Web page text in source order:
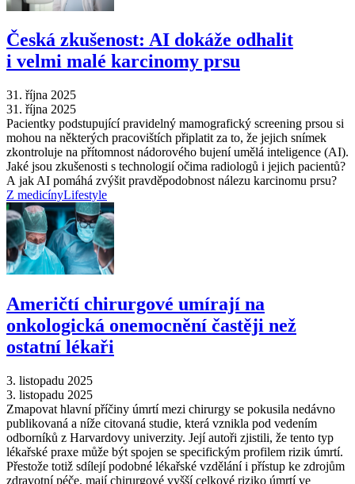
Česká zkušenost: AI dokáže odhalit
i velmi malé karcinomy prsu
31. října 2025
31. října 2025
Pacientky podstupující pravidelný mamografický screening prsou si
mohou na některých pracovištích připlatit za to, že jejich snímek
zkontroluje na přítomnost nádorového bujení umělá inteligence (AI).
Jaké jsou zkušenosti s technologií očima radiologů i jejich pacientů?
A jak AI pomáhá zvýšit pravděpodobnost nálezu karcinomu prsu?
Z medicínyLifestyle
Američtí chirurgové umírají na
onkologická onemocnění častěji než
ostatní lékaři
3. listopadu 2025
3. listopadu 2025
Zmapovat hlavní příčiny úmrtí mezi chirurgy se pokusila nedávno
publikovaná a níže citovaná studie, která vznikla pod vedením
odborníků z Harvardovy univerzity. Její autoři zjistili, že tento typ
lékařské praxe může být spojen se specifickým profilem rizik úmrtí.
Přestože totiž sdílejí podobné lékařské vzdělání i přístup ke zdrojům
zdravotní péče, mají chirurgové vyšší celkové riziko úmrtí ve